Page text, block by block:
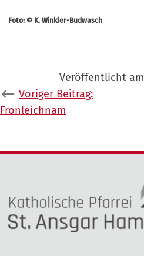
Foto: © K. Winkler-Budwasch
Veröffentlicht am
Beitragsnavigation
Voriger Beitrag:
Fronleichnam